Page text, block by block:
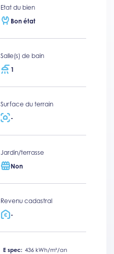
Etat du bien
Bon état
Salle(s) de bain
1
Surface du terrain
-
Jardin/terrasse
Non
Revenu cadastral
-
E spec: 436 kWh/m²/an